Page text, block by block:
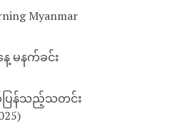
Myanmar
မနက်ခင်း
တ်ပြန်သည့်သတင်း